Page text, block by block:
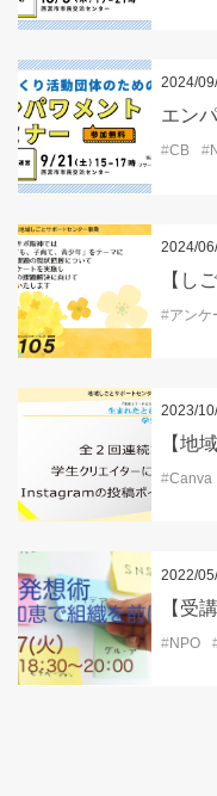
2024/
#CB #
2024/
#アンケ
2023/
#Canva
2022/
#NPO